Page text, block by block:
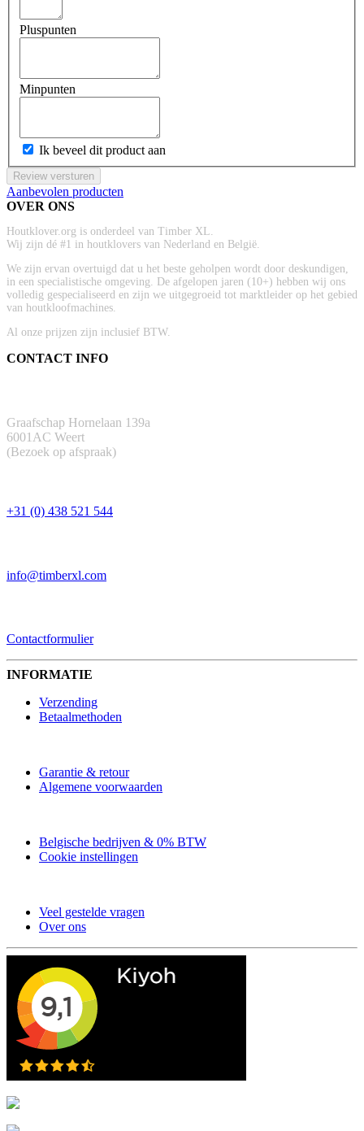
Pluspunten
Minpunten
Ik beveel dit product aan
Review versturen
Aanbevolen producten
OVER ONS
Houtklover.org is onderdeel van Timber XL.
Wij zijn dé #1 in houtklovers van Nederland en België.
We zijn ervan overtuigd dat u het beste geholpen wordt door deskundigen,
in een specialistische omgeving. De afgelopen jaren (10+) hebben wij ons
volledig gespecialiseerd en zijn we uitgegroeid tot marktleider op het gebied
van houtkloofmachines.
Al onze prijzen zijn inclusief BTW.
CONTACT INFO
Graafschap Hornelaan 139a
6001AC Weert
(Bezoek op afspraak)
+31 (0) 438 521 544
info@timberxl.com
Contactformulier
INFORMATIE
Verzending
Betaalmethoden
Garantie & retour
Algemene voorwaarden
Belgische bedrijven & 0% BTW
Cookie instellingen
Veel gestelde vragen
Over ons